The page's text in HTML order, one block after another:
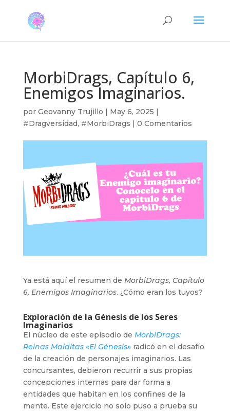
MorbiDrags, Capítulo 6,
Enemigos Imaginarios.
por Geovanny Trujillo | May 6, 2025 |
#Dragversidad, #MorbiDrags | 0 Comentarios
Ya está aquí el resumen de MorbiDrags, Capítulo
6, Enemigos Imaginarios. ¿Cómo eran los tuyos?
Exploración de la Génesis de los Seres
Imaginarios
El núcleo de este episodio de MorbiDrags:
Reinas Malditas «El Génesis»radicó en el desafío
de la creación de personajes imaginarios. Las
concursantes, debieron recurrir a sus propias
concepciones internas para dar forma a
entidades que habitan en los confines de la
mente. Este ejercicio no solo puso a prueba su